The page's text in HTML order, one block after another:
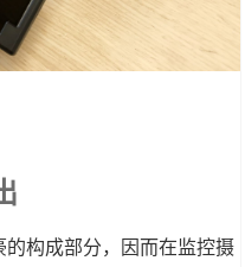
的构成部分，因而在监控摄